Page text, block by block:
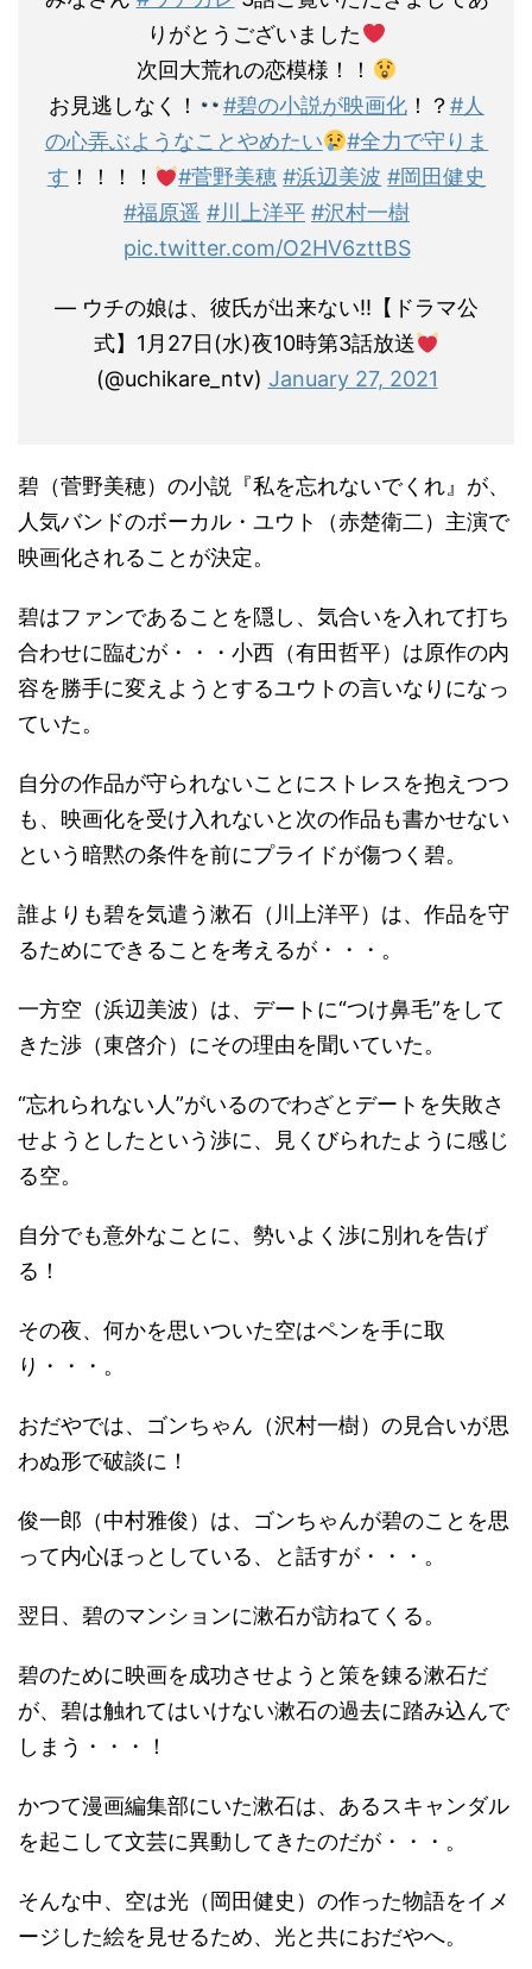
りがとうございました
次回大荒れの恋模様！！
お見逃しなく！
#碧の小説が映画化！？ #人
の心弄ぶようなことやめたい
#全力で守りま
す ！！！！ #菅野美穂 #浜辺美波 #岡田健史
#福原遥 #川上洋平 #沢村一樹
pic.twitter.com/O2HV6zttBS
— ウチの娘は、彼氏が出来ない‼︎【ドラマ公
式】1月27日(水)夜10時第3話放送
(@uchikare_ntv) January 27, 2021
碧（菅野美穂）の小説『私を忘れないでくれ』が、
人気バンドのボーカル・ユウト（赤楚衛二）主演で
映画化されることが決定。
碧はファンであることを隠し、気合いを入れて打ち
合わせに臨むが・・・小西（有田哲平）は原作の内
容を勝手に変えようとするユウトの言いなりになっ
ていた。
自分の作品が守られないことにストレスを抱えつつ
も、映画化を受け入れないと次の作品も書かせない
という暗黙の条件を前にプライドが傷つく碧。
誰よりも碧を気遣う漱石（川上洋平）は、作品を守
るためにできることを考えるが・・・。
一方空（浜辺美波）は、デートに“つけ鼻毛”をして
きた渉（東啓介）にその理由を聞いていた。
“忘れられない人”がいるのでわざとデートを失敗さ
せようとしたという渉に、見くびられたように感じ
る空。
自分でも意外なことに、勢いよく渉に別れを告げ
る！
その夜、何かを思いついた空はペンを手に取
り・・・。
おだやでは、ゴンちゃん（沢村一樹）の見合いが思
わぬ形で破談に！
俊一郎（中村雅俊）は、ゴンちゃんが碧のことを思
って内心ほっとしている、と話すが・・・。
翌日、碧のマンションに漱石が訪ねてくる。
碧のために映画を成功させようと策を錬る漱石だ
が、碧は触れてはいけない漱石の過去に踏み込んで
しまう・・・！
かつて漫画編集部にいた漱石は、あるスキャンダル
を起こして文芸に異動してきたのだが・・・。
そんな中、空は光（岡田健史）の作った物語をイメ
ージした絵を見せるため、光と共におだやへ。